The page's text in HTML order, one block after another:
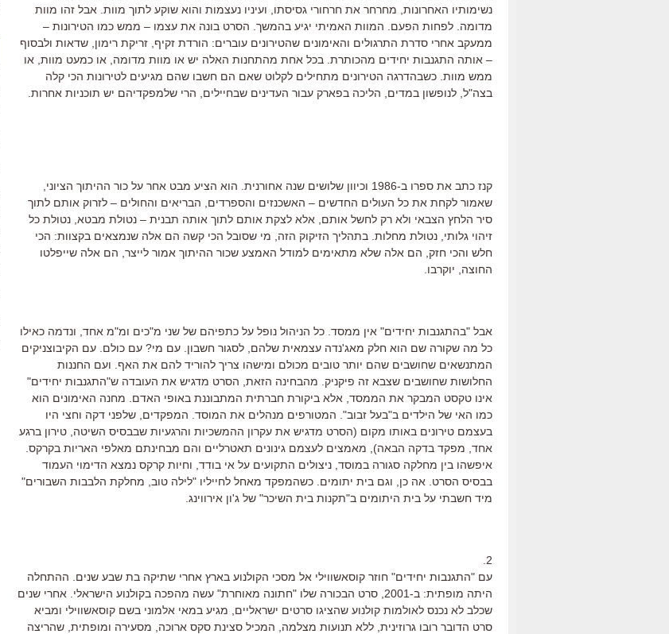
נשימותיו האחרונות, מחרחר את חרחורי גסיסתו, ועיניו נעצמות והוא שוקע לתוך מוות. אבל זהו מוות
מדומה. לפחות הפעם. המוות האמיתי יגיע בהמשך. הסרט בונה את עצמו – ממש כמו הטירונות –
ממעקב אחרי סדרת התרגולים והאימונים שהטירונים עוברים: הורדת זקיף, זריקת רימון, שדאות ולבסוף
– אותה התגנבות יחידים מהכותרת. בכל אחת מהתחנות האלה יש או מוות מדומה, או כמעט מוות, או
ממש מוות. כשבהדרגה הטירונים מתחילים לקלוט שאם הם חשבו שהם מגיעים לטירונות הכי קלה
בצה"ל, לנופשון במדים, הליכה בפארק עבור העדינים שבחיילים, הרי שלמפקדיהם יש תוכניות אחרות.
קנז כתב את ספרו ב-1986 וכיוון שלושים שנה אחורנית. הוא הציע מבט אחר על כור ההיתוך הציוני,
שאמור לקחת את כל העולים החדשים – האשכנזים והספרדים, הבריאים והחולים – לזרוק אותם לתוך
סיר הלחץ הצבאי ולא רק לחשל אותם, אלא לצקת אותם לתוך אותה תבנית – נטולת מבטא, נטולת כל
זיהוי גלותי, נטולת מחלות. בתהליך הזיקוק הזה, מי שסובל הכי קשה הם אלה שנמצאים בקצוות: הכי
חלש והכי חזק, הם אלה שלא מתאימים למודל האמצע שכור ההיתוך אמור לייצר, הם אלה שייפלטו
החוצה, יוקרבו.
אבל "בהתגנבות יחידים" אין ממסד. כל הניהול נופל על כתפיהם של שני מ"כים ומ"מ אחד, ונדמה כאילו
כל מה שקורה שם הוא חלק מאג'נדה עצמאית שלהם, לסגור חשבון. עם מי? עם כולם. עם הקיבוצניקים
המתנשאים שחושבים שהם יותר טובים מכולם ומישהו צריך להוריד להם את האף. ועם החננות
החלושות שחושבים שצבא זה פיקניק. מהבחינה הזאת, הסרט מדגיש את העובדה ש"התגנבות יחידים"
אינו טקסט המבקר את הממסד, אלא ביקורת חברתית המתבוננת באופי האדם. מחנה האימונים הוא
כמו האי של הילדים ב"בעל זבוב". המטורפים מנהלים את המוסד. המפקדים, שלפני דקה וחצי היו
בעצמם טירונים באותו מקום (הסרט מדגיש את עקרון ההמשכיות והרגעיות שבבסיס השיטה, טירון ברגע
אחד, מפקד בדקה הבאה), מאמצים לעצמם גינונים תאטרליים והם מבחינתם מאלפי האריות בקרקס.
איפשהו בין מחלקה סגורה במוסד, ניצולים התקועים על אי בודד, וחיות קרקס נמצא הדימוי העמוד
בבסיס הסרט. אה כן, וגם בית יתומים. כשהמפקד מאחל לחייליו "לילה טוב, מחלקת הלבבות השבורים"
מיד חשבתי על בית היתומים ב"תקנות בית השיכר" של ג'ון אירווינג.
2.
עם "התגנבות יחידים" חוזר קוסאשווילי אל מסכי הקולנוע בארץ אחרי שתיקה בת שבע שנים. ההתחלה
היתה מופתית: ב-2001, סרט הבכורה שלו "חתונה מאוחרת" עשה מהפכה בקולנוע הישראלי. אחרי שנים
שכלב לא נכנס לאולמות קולנוע שהציגו סרטים ישראליים, מגיע במאי אלמוני בשם קוסאשווילי ומביא
סרט הדובר רובו גרוזינית, ללא תנועות מצלמה, המכיל סצינת סקס ארוכה, מסעירה ומופתית, שהריצה